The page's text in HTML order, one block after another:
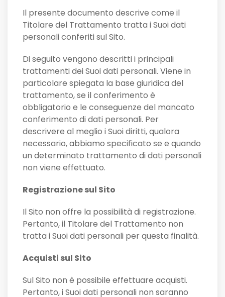
Il presente documento descrive come il
Titolare del Trattamento tratta i Suoi dati
personali conferiti sul Sito.
Di seguito vengono descritti i principali
trattamenti dei Suoi dati personali. Viene in
particolare spiegata la base giuridica del
trattamento, se il conferimento è
obbligatorio e le conseguenze del mancato
conferimento di dati personali. Per
descrivere al meglio i Suoi diritti, qualora
necessario, abbiamo specificato se e quando
un determinato trattamento di dati personali
non viene effettuato.
Registrazione sul Sito
Il Sito non offre la possibilità di registrazione.
Pertanto, il Titolare del Trattamento non
tratta i Suoi dati personali per questa finalità.
Acquisti sul Sito
Sul Sito non è possibile effettuare acquisti.
Pertanto, i Suoi dati personali non saranno